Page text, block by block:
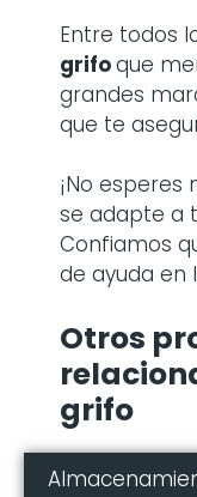
Entre todos
grifoque
grandes
que te
¡No
se adapte a
Confiamos
de ayuda en
Otros
grifo